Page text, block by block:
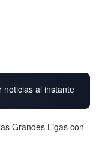
noticias al instante
Grandes Ligas con